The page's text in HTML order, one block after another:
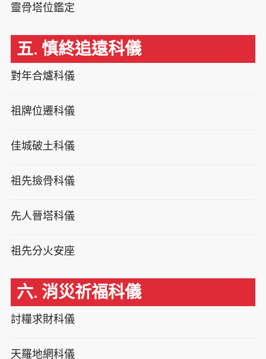
靈骨塔位鑑定
五. 慎終追遠科儀
對年合爐科儀
祖牌位遷科儀
佳城破土科儀
祖先撿骨科儀
先人晉塔科儀
祖先分火安座
六. 消災祈福科儀
討糧求財科儀
天羅地網科儀